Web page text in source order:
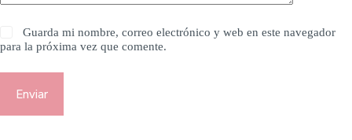
Guarda mi nombre, correo electrónico y web en este navegador
para la próxima vez que comente.
Enviar